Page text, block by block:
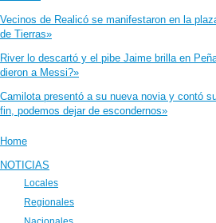
Vecinos de Realicó se manifestaron en la
de Tierras»
River lo descartó y el pibe Jaime brilla en
dieron a Messi?»
Camilota presentó a su nueva novia y contó
fin, podemos dejar de escondernos»
Home
NOTICIAS
Locales
Regionales